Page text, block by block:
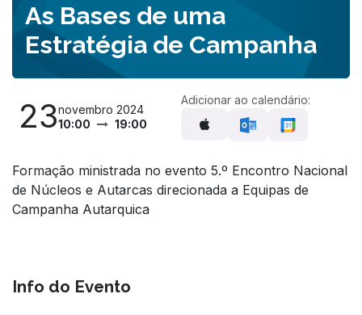
As Bases de uma
Estratégia de Campanha
23novembro 2024
10:00
19:00
Adicionar ao calendário:
Formação ministrada no evento 5.º Encontro Nacional
de Núcleos e Autarcas direcionada a Equipas de
Campanha Autarquica
Info do Evento